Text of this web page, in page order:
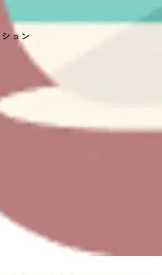
プロオーケストラ
ョン
予約）
知らせ